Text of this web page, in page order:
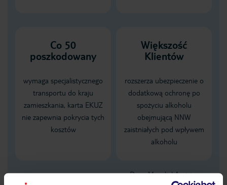
Co 50
poszkodowany
wymaga specjalistycznego
transportu do kraju
zamieszkania, karta EKUZ
nie zapewnia pokrycia tych
kosztów
Większość
Klientów
rozszerza ubezpieczenie o
dodatkową ochronę po
spożyciu alkoholu
obejmującą NNW
zaistniałych pod wpływem
alkoholu
Dane Mondial Assistance